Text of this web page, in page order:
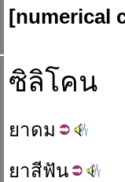
[numerical
ซิลิโคน
ยาดม
ยาสีฟัน